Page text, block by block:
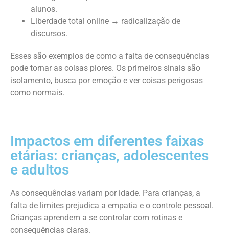
alunos.
Liberdade total online → radicalização de
discursos.
Esses são exemplos de como a falta de consequências
pode tornar as coisas piores. Os primeiros sinais são
isolamento, busca por emoção e ver coisas perigosas
como normais.
Impactos em diferentes faixas
etárias: crianças, adolescentes
e adultos
As consequências variam por idade. Para crianças, a
falta de limites prejudica a empatia e o controle pessoal.
Crianças aprendem a se controlar com rotinas e
consequências claras.